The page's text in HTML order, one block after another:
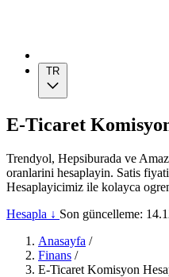
TR
E-Ticaret
Trendyol, Hepsiburada ve
oranlarini hesaplayin. Satis
Hesaplayicimiz ile kolayca
Hesapla ↓ Son güncelleme:
Anasayfa /
Finans /
E-Ticaret Komisyon